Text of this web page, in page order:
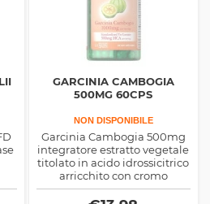
GARCINIA CAMBOGIA
500MG 60CPS
NON DISPONIBILE
Garcinia Cambogia 500mg
integratore estratto vegetale
titolato in acido idrossicitrico
arricchito con cromo
picolinato, indicato per